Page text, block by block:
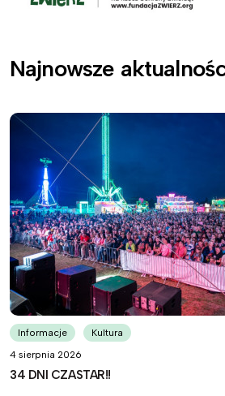
Najnowsze
Informacje
Kultura
4 sierpnia 2026
34 DNI CZASTAR!!